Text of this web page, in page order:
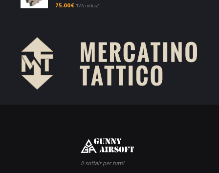
75.00€ "IVA inclusa"
Il softair per tutti!